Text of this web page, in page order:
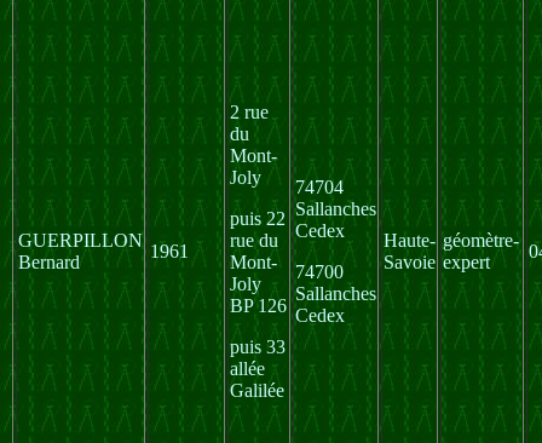
GUERPILLON
Bernard
1961
2 rue
du
Mont-
Joly
puis 22
rue du
Mont-
Joly
BP 126
puis 33
allée
Galilée
74704
Sallanches
Cedex
74700
Sallanches
Cedex
Haute-
Savoie
géomètre-
expert